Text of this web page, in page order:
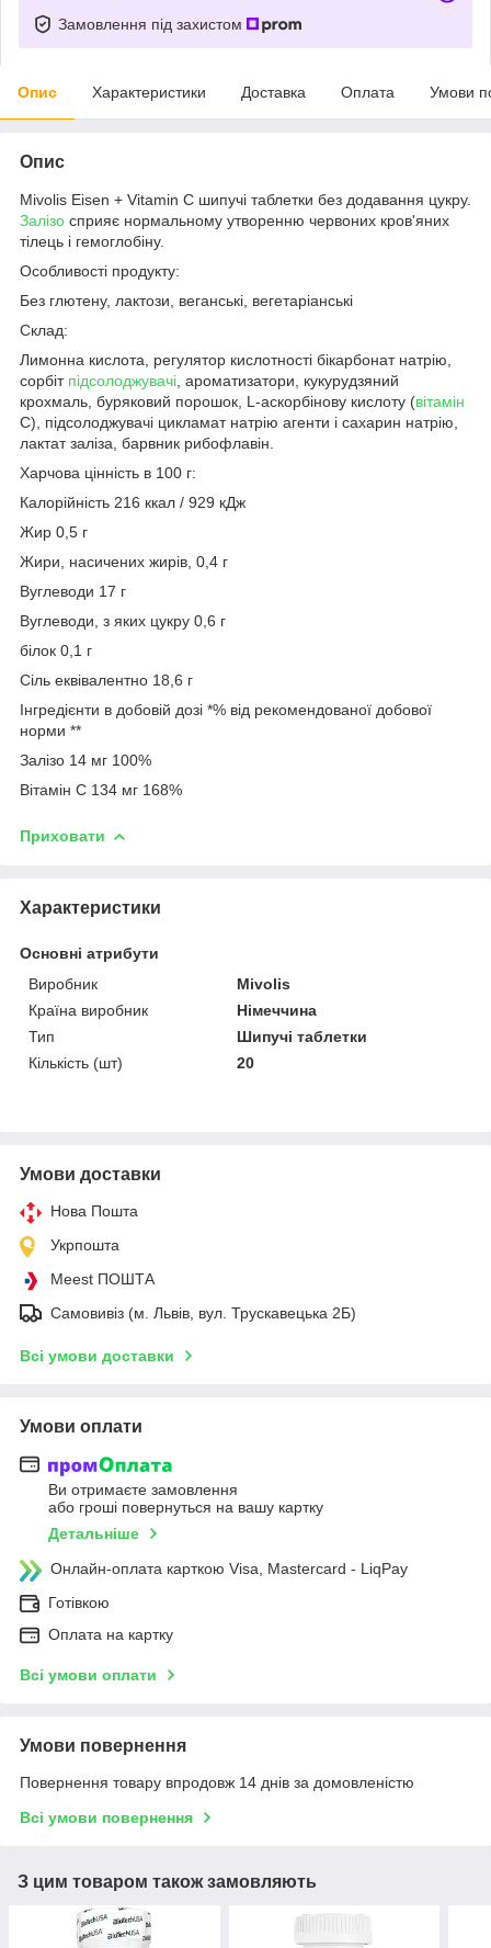
Замовлення під захистом
Опис Характеристики Доставка Оплата Умови
Опис
Mivolis Eisen + Vitamin C шипучі таблетки без додавання цукру.
Залізо сприяє нормальному утворенню червоних кров'яних
тілець і гемоглобіну.
Особливості продукту:
Без глютену, лактози, веганські, вегетаріанські
Склад:
Лимонна кислота, регулятор кислотності бікарбонат натрію,
сорбіт підсолоджувачі , ароматизатори, кукурудзяний
крохмаль, буряковий порошок, L-аскорбінову кислоту (вітамін
С), підсолоджувачі цикламат натрію агенти і сахарин натрію,
лактат заліза, барвник рибофлавін.
Харчова цінність в 100 г:
Калорійність 216 ккал / 929 кДж
Жир 0,5 г
Жири, насичених жирів, 0,4 г
Вуглеводи 17 г
Вуглеводи, з яких цукру 0,6 г
білок 0,1 г
Сіль еквівалентно 18,6 г
Інгредієнти в добовій дозі *% від рекомендованої добової
норми **
Залізо 14 мг 100%
Вітамін С 134 мг 168%
Приховати
Характеристики
Основні атрибути
Виробник
Mivolis
Країна виробник
Німеччина
Тип
Шипучі таблетки
Кількість (шт)
20
Умови доставки
Нова Пошта
Укрпошта
Meest ПОШТА
Самовивіз (м. Львів, вул. Трускавецька 2Б)
Всі умови доставки
Умови оплати
Ви отримаєте замовлення
або гроші повернуться на вашу картку
Детальніше
Онлайн-оплата карткою Visa, Mastercard - LiqPay
Готівкою
Оплата на картку
Всі умови оплати
Умови повернення
Повернення товару впродовж 14 днів за домовленістю
Всі умови повернення
З цим товаром також замовляють